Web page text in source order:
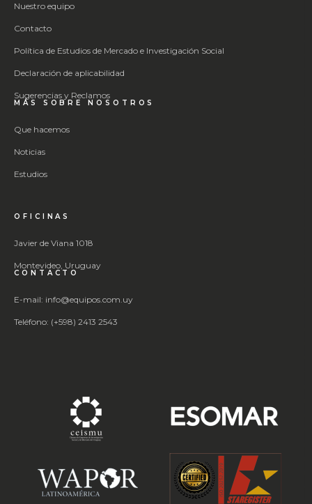
Nuestro equipo
Contacto
Política de Estudios de Mercado e Investigación Social
Declaración de aplicabilidad
Sugerencias y Reclamos
MÁS SOBRE NOSOTROS
Que hacemos
Noticias
Estudios
OFICINAS
Javier de Viana 1018
Montevideo, Uruguay
CONTACTO
E-mail: info@equipos.com.uy
Teléfono: (+598) 2413 2543